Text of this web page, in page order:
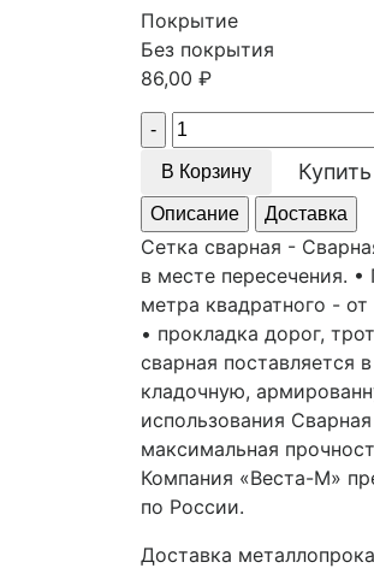
Покрытие
Без покрытия
86,00 ₽
Quantity
В Корзину
Описание Доставка
Сетка сварная -
в месте пересечения.
метра квадратного -
• прокладка дорог,
сварная поставляется
кладочную,
использования
максимальная
Компания «Веста-М»
по России.
Доставка